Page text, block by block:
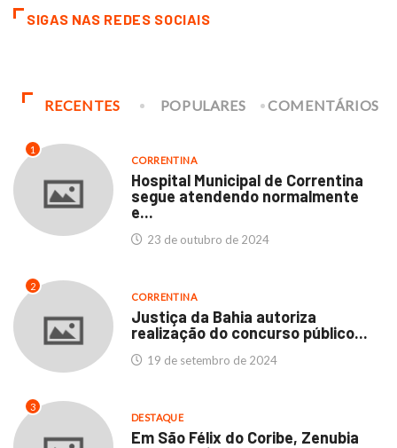
SIGAS NAS REDES SOCIAIS
RECENTES POPULARES COMENTÁRIOS
1
CORRENTINA
Hospital Municipal de Correntina
segue atendendo normalmente
e...
23 de outubro de 2024
2
CORRENTINA
Justiça da Bahia autoriza
realização do concurso público...
19 de setembro de 2024
3
DESTAQUE
Em São Félix do Coribe, Zenubia